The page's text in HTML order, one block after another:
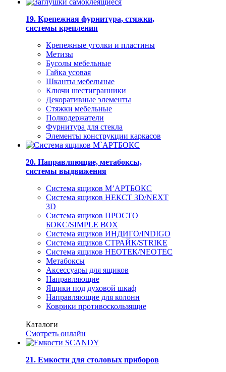
19. Крепежная фурнитура, стяжки,
системы крепления
Крепежные уголки и пластины
Метизы
Бусолы мебельные
Гайка усовая
Шканты мебельные
Ключи шестигранники
Декоративные элементы
Стяжки мебельные
Полкодержатели
Фурнитура для стекла
Элементы конструкции каркасов
20. Направляющие, метабоксы,
системы выдвижения
Система ящиков М’АРТБОКС
Система ящиков НЕКСТ 3D/NEXT
3D
Система ящиков ПРОСТО
БОКС/SIMPLE BOX
Система ящиков ИНДИГО/INDIGO
Система ящиков СТРАЙК/STRIKE
Система ящиков НЕОТЕК/NEOTEC
Метабоксы
Аксессуары для ящиков
Направляющие
Ящики под духовой шкаф
Направляющие для колонн
Коврики противоскользящие
Каталоги
Смотреть онлайн
21. Емкости для столовых приборов